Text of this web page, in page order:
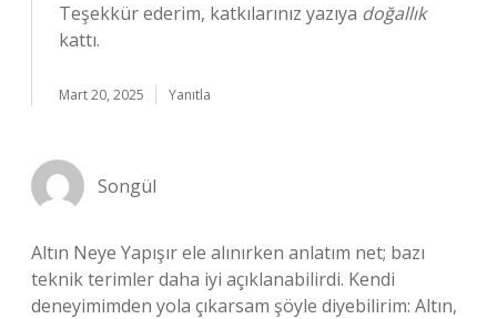
Teşekkür ederim, katkılarınız yazıya doğallık
kattı.
Mart 20, 2025 Yanıtla
Songül
Altın Neye Yapışır ele alınırken anlatım net; bazı
teknik terimler daha iyi açıklanabilirdi. Kendi
deneyimimden yola çıkarsam şöyle diyebilirim: Altın,